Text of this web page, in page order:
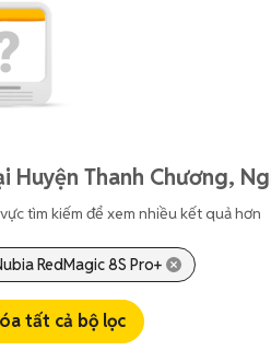
Thanh Chương,
tìm kiếm để xem nhiều kết quả hơn
RedMagic 8S Pro+
tất cả bộ lọc